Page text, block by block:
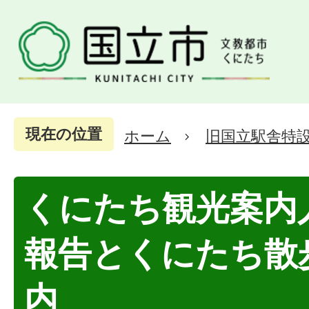
現在の位置 ホーム 旧国立駅舎特
くにたち観光案内
報告とくにたち散
内